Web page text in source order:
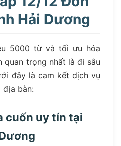
Hải Dương
5000 từ và tối ưu hóa
quan trọng nhất là đi sâu
đây là cam kết dịch vụ
địa bàn:
cuốn uy tín tại